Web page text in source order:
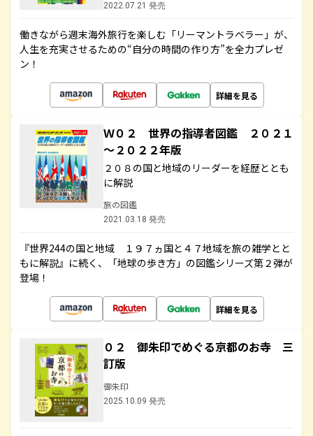
2022.07.21 発売
働きながら週末海外旅行を楽しむ「リーマントラベラー」が、
人生を充実させるための“自分の時間の作り方”を全力プレゼ
ン！
詳細を見る
Ｗ０２ 世界の指導者図鑑 ２０２１
～２０２２年版
２０８の国と地域のリーダーを経歴ととも
に解説
旅の図鑑
2021.03.18 発売
『世界244の国と地域 １９７ヵ国と４７地域を旅の雑学とと
もに解説』に続く、「地球の歩き方」の図鑑シリーズ第２弾が
登場！
詳細を見る
０２ 御朱印でめぐる京都のお寺 三
訂版
御朱印
2025.10.09 発売